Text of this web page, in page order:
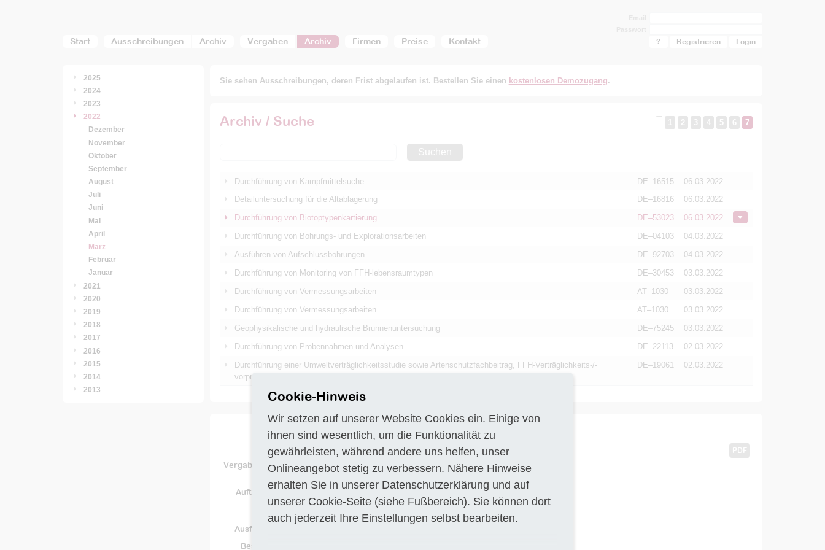
Start Ausschreibungen Archiv Vergaben Archiv Firmen Preise Kontakt ? Registrieren
2025
2024
2023
2022
Dezember
November
Oktober
September
August
Juli
Juni
Mai
April
März
Februar
Januar
2021
2020
2019
2018
2017
2016
2015
2014
2013
Sie sehen Ausschreibungen, deren Frist abgelaufen ist. Bestellen Sie einen kostenlosen Demozugang.
Archiv / Suche 1 2 3 4 5 6 7
Suchen
Durchführung von Kampfmittelsuche DE–16515
06.03.2022
Detailuntersuchung für die Altablagerung
DE–16816
06.03.2022
Durchführung von Biotoptypenkartierung
DE–53023
06.03.2022
Durchführung von Bohrungs- und Explorationsarbeiten
DE–04103
04.03.2022
Ausführen von Aufschlussbohrungen
DE–92703
04.03.2022
Durchführung von Monitoring von FFH-lebensraumtypen
DE–30453
03.03.2022
Durchführung von Vermessungsarbeiten
AT–1030
03.03.2022
Durchführung von Vermessungsarbeiten
AT–1030
03.03.2022
Geophysikalische und hydraulische Brunnenuntersuchung
DE–75245
03.03.2022
Durchführung von Probennahmen und Analysen
DE–22113
02.03.2022
Durchführung einer Umweltverträglichkeitsstudie sowie Artenschutzfachbeitrag, FFH-Verträglichkeits-/-
vorprüfungen, Fachbeitrag Wasserrahmenrichtlinie
DE–19061 02.03.2022
Titel PDF
Durchführung von Biotoptypenkartierung
Vergabeverfahren
Vergebener Auftrag
Dienstleistungsauftrag (VOL/VOF)
Auftragnehmer
Ewaldstraße 14
44789 Bochum
Ausführungsort
Beschreibung
Cookie-Hinweis
Wir setzen auf unserer Website Cookies ein. Einige von
ihnen sind wesentlich, um die Funktionalität zu
gewährleisten, während andere uns helfen, unser
Onlineangebot stetig zu verbessern. Nähere Hinweise
erhalten Sie in unserer Datenschutzerklärung und auf
unserer Cookie-Seite (siehe Fußbereich). Sie können dort
auch jederzeit Ihre Einstellungen selbst bearbeiten.